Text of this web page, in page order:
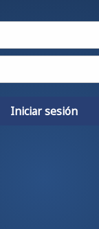
Iniciar sesión